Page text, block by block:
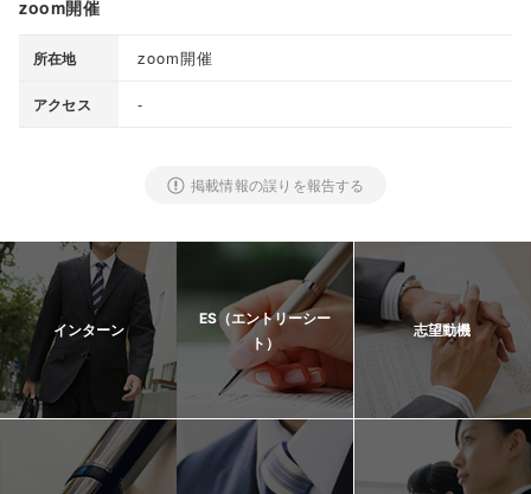
zoom開催
所在地 zoom開催
アクセス -
掲載情報の誤りを報告する
インターン
ES（エントリーシー
ト）
志望動機